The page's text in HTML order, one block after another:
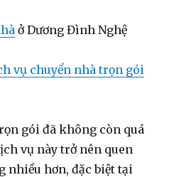
ở Dương Đình Nghệ
vụ chuyển nhà trọn gói
gói đã không còn quá
vụ này trở nên quen
nhiều hơn, đặc biệt tại